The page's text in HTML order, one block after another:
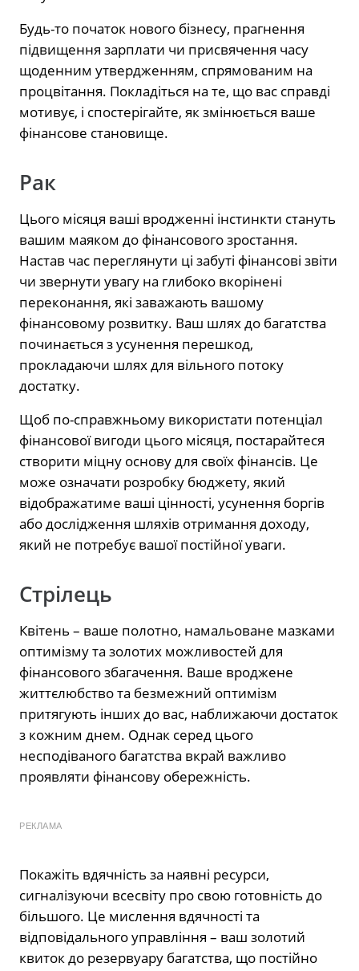
Будь-то початок нового бізнесу, прагнення
підвищення зарплати чи присвячення часу
щоденним утвердженням, спрямованим на
процвітання. Покладіться на те, що вас справді
мотивує, і спостерігайте, як змінюється ваше
фінансове становище.
Рак
Цього місяця ваші вродженні інстинкти стануть
вашим маяком до фінансового зростання.
Настав час переглянути ці забуті фінансові звіти
чи звернути увагу на глибоко вкорінені
переконання, які заважають вашому
фінансовому розвитку. Ваш шлях до багатства
починається з усунення перешкод,
прокладаючи шлях для вільного потоку
достатку.
Щоб по-справжньому використати потенціал
фінансової вигоди цього місяця, постарайтеся
створити міцну основу для своїх фінансів. Це
може означати розробку бюджету, який
відображатиме ваші цінності, усунення боргів
або дослідження шляхів отримання доходу,
який не потребує вашої постійної уваги.
Стрілець
Квітень – ваше полотно, намальоване мазками
оптимізму та золотих можливостей для
фінансового збагачення. Ваше вроджене
життєлюбство та безмежний оптимізм
притягують інших до вас, наближаючи достаток
з кожним днем. Однак серед цього
несподіваного багатства вкрай важливо
проявляти фінансову обережність.
РЕКЛАМА
Покажіть вдячність за наявні ресурси,
сигналізуючи всесвіту про свою готовність до
більшого. Це мислення вдячності та
відповідального управління – ваш золотий
квиток до резервуару багатства, що постійно